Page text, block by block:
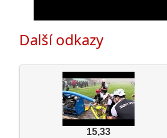
Další odkazy
15,33